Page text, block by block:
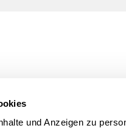
und Anzeigen zu